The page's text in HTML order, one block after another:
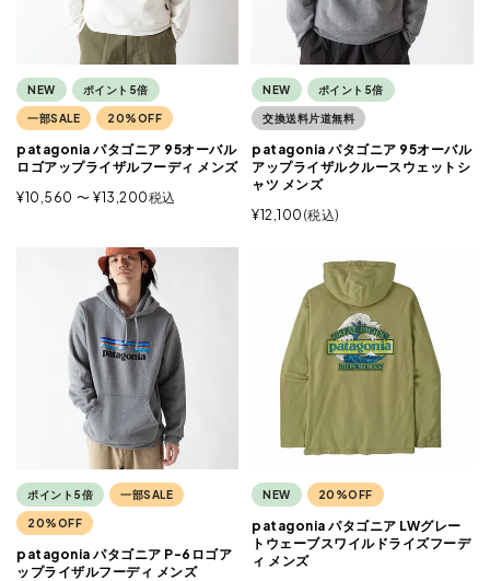
NEW ポイント5倍
一部SALE 20%OFF
patagonia パタゴニア 95オーバル
ロゴアップライザルフーディ メンズ
¥10,560 〜 ¥13,200税込
NEW ポイント5倍
交換送料片道無料
patagonia パタゴニア 95オーバル
アップライザルクルースウェットシ
ャツ メンズ
¥12,100 税込
ポイント5倍 一部SALE
20%OFF
patagonia パタゴニア P-6ロゴア
ップライザルフーディ メンズ
NEW 20%OFF
patagonia パタゴニア LWグレー
トウェーブスワイルドライズフーデ
ィ メンズ